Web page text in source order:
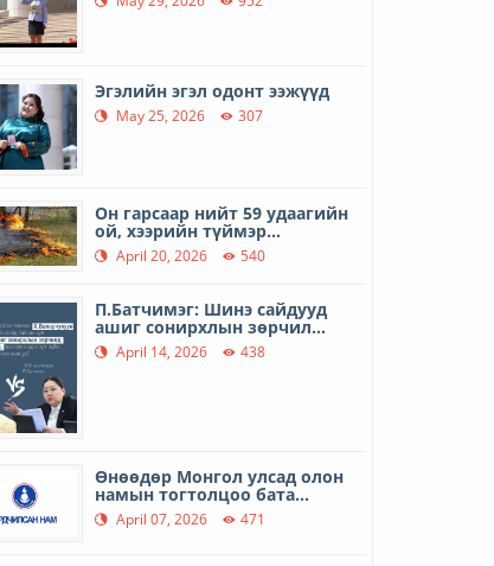
Эгэлийн эгэл одонт ээжүүд
May 25, 2026 307
Он гарсаар нийт 59 удаагийн
ой, хээрийн түймэр...
April 20, 2026 540
П.Батчимэг: Шинэ сайдууд
ашиг сонирхлын зөрчил...
April 14, 2026 438
Өнөөдөр Монгол улсад олон
намын тогтолцоо бата...
April 07, 2026 471